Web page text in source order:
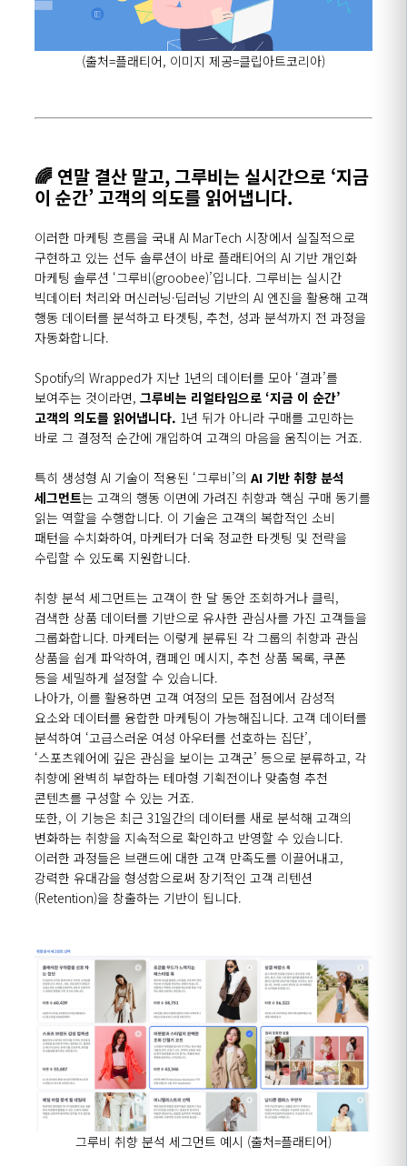
(출처=플래티어, 이미지 제공=클립아트코리아)
🌈 연말 결산 말고,그루비는 실시간으로 ‘지금
이 순간’고객의 의도를 읽어냅니다.
이러한 마케팅 흐름을 국내 AI MarTech 시장에서 실질적으로
구현하고 있는 선두 솔루션이 바로 플래티어의 AI 기반 개인화
마케팅 솔루션 ‘그루비(groobee)’입니다. 그루비는 실시간
빅데이터 처리와 머신러닝·딥러닝 기반의 AI 엔진을 활용해 고객
행동 데이터를 분석하고 타겟팅, 추천, 성과 분석까지 전 과정을
자동화합니다.
Spotify의 Wrapped가 지난 1년의 데이터를 모아 ‘결과’를
보여주는 것이라면, 그루비는 리얼타임으로 ‘지금 이 순간’
고객의 의도를 읽어냅니다. 1년 뒤가 아니라 구매를 고민하는
바로 그 결정적 순간에 개입하여 고객의 마음을 움직이는 거죠.
특히 생성형 AI 기술이 적용된 ‘그루비’의 AI 기반 취향 분석
세그먼트는 고객의 행동 이면에 가려진 취향과 핵심 구매 동기를
읽는 역할을 수행합니다. 이 기술은 고객의 복합적인 소비
패턴을 수치화하여, 마케터가 더욱 정교한 타겟팅 및 전략을
수립할 수 있도록 지원합니다.
취향 분석 세그먼트는 고객이 한 달 동안 조회하거나 클릭,
검색한 상품 데이터를 기반으로 유사한 관심사를 가진 고객들을
그룹화합니다. 마케터는 이렇게 분류된 각 그룹의 취향과 관심
상품을 쉽게 파악하여, 캠페인 메시지, 추천 상품 목록, 쿠폰
등을 세밀하게 설정할 수 있습니다.
나아가, 이를 활용하면 고객 여정의 모든 접점에서 감성적
요소와 데이터를 융합한 마케팅이 가능해집니다. 고객 데이터를
분석하여 ‘고급스러운 여성 아우터를 선호하는 집단’,
‘스포츠웨어에 깊은 관심을 보이는 고객군’ 등으로 분류하고, 각
취향에 완벽히 부합하는 테마형 기획전이나 맞춤형 추천
콘텐츠를 구성할 수 있는 거죠.
또한, 이 기능은 최근 31일간의 데이터를 새로 분석해 고객의
변화하는 취향을 지속적으로 확인하고 반영할 수 있습니다.
이러한 과정들은 브랜드에 대한 고객 만족도를 이끌어내고,
강력한 유대감을 형성함으로써 장기적인 고객 리텐션
(Retention)을 창출하는 기반이 됩니다.
그루비 취향 분석 세그먼트 예시 (출처=플래티어)